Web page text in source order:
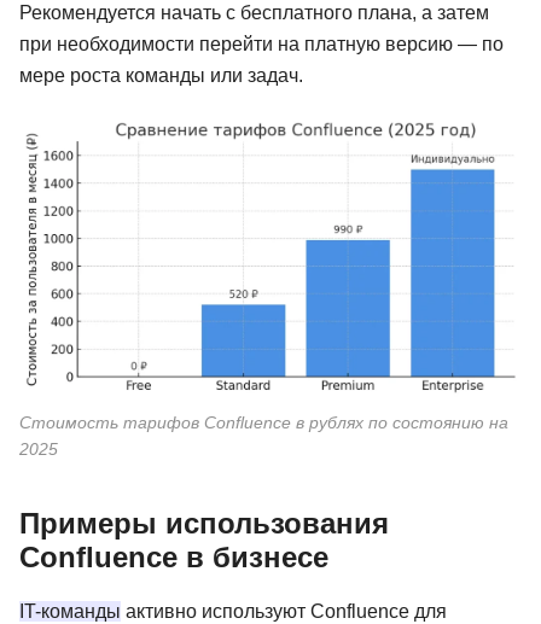
Рекомендуется начать с бесплатного плана, а затем
при необходимости перейти на платную версию — по
мере роста команды или задач.
Стоимость тарифов Confluence в рублях по состоянию на
2025
Примеры использования
Confluence в бизнесе
IT-команды активно используют Confluence для